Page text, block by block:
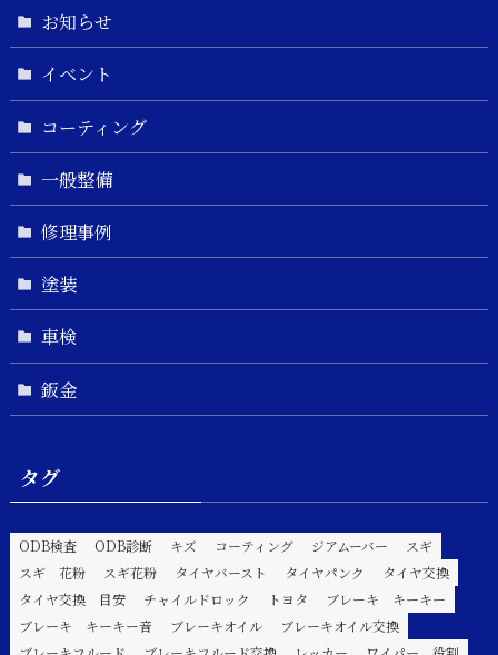
お知らせ
イベント
コーティング
一般整備
修理事例
塗装
車検
鈑金
タグ
ODB検査 ODB診断 キズ コーティング ジアムーバー
スギ
スギ 花粉
スギ花粉 タイヤバースト タイヤパンク
タイヤ交換
タイヤ交換 目安
チャイルドロック トヨタ
ブレーキ キーキー
ブレーキ キーキー音
ブレーキオイル
ブレーキオイル交換